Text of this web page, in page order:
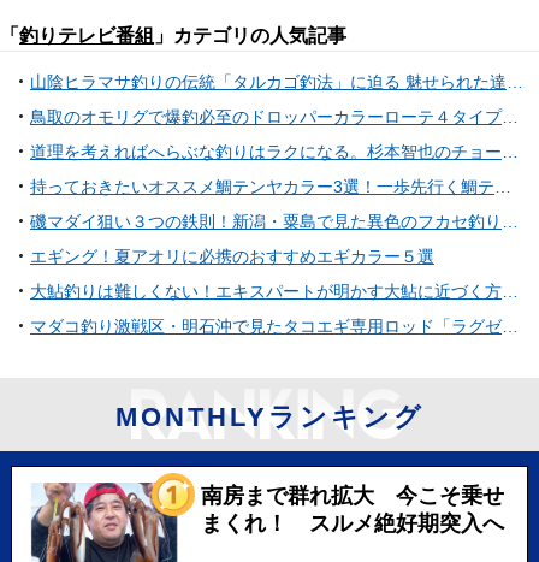
「 釣りテレビ番組 」カテゴリの人気記事
鳥取のオモリグで爆釣必至のドロッパーカラーローテ４タイプ。「釣れているうちに交換」が決め手！？
エギング！夏アオリに必携のおすすめエギカラー５選
マダコ釣り激戦区・明石沖で見たタコエギ専用ロッド「ラグゼ・オクトライズFUNETACO」。2アイテムの使い分けで釣果を伸ばす秘訣
MONTHLYランキング
南房まで群れ拡大 今こそ乗せ
まくれ！ スルメ絶好期突入へ